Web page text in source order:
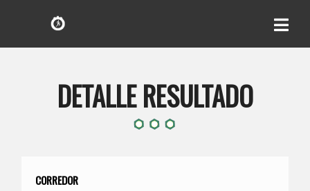
DETALLE RESULTADO
CORREDOR